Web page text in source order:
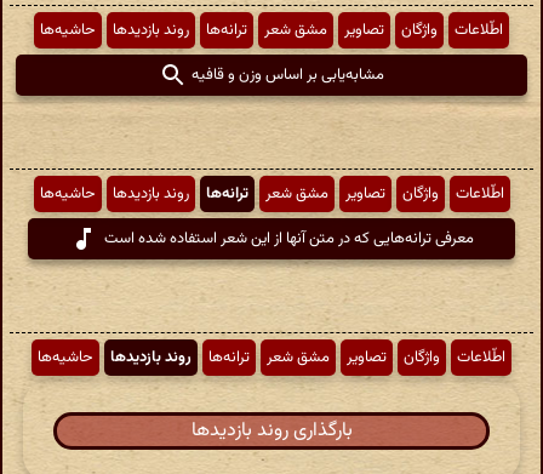
اطّلاعات واژگان تصاویر مشق شعر ترانه‌ها روند بازدیدها
حاشیه‌ها
مشابه‌یابی بر اساس وزن و قافیه
اطّلاعات واژگان تصاویر مشق شعر ترانه‌ها روند بازدیدها
حاشیه‌ها
معرفی ترانه‌هایی که در متن آنها از این شعر استفاده شده است
اطّلاعات واژگان تصاویر مشق شعر ترانه‌ها روند بازدیدها حاشیه‌ها
بارگذاری روند بازدیدها